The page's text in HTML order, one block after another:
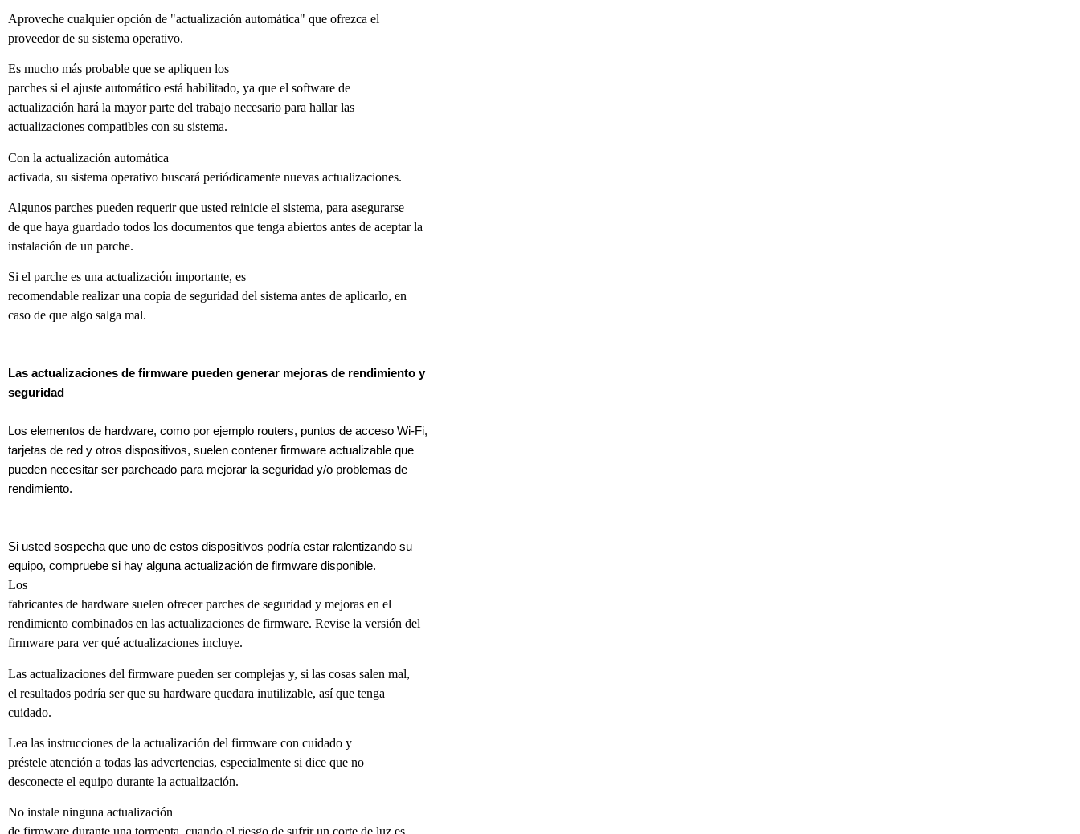
Aproveche cualquier opción de "actualización automática" que ofrezca el
proveedor de su sistema operativo.
Es mucho más probable que se apliquen los
parches si el ajuste automático está habilitado, ya que el software de
actualización hará la mayor parte del trabajo necesario para hallar las
actualizaciones compatibles con su sistema.
Con la actualización automática
activada, su sistema operativo buscará periódicamente nuevas actualizaciones.
Algunos parches pueden requerir que usted reinicie el sistema, para asegurarse
de que haya guardado todos los documentos que tenga abiertos antes de aceptar la
instalación de un parche.
Si el parche es una actualización importante, es
recomendable realizar una copia de seguridad del sistema antes de aplicarlo, en
caso de que algo salga mal.
Las actualizaciones de firmware pueden generar mejoras de rendimiento y
seguridad
Los elementos de hardware, como por ejemplo routers, puntos de acceso Wi-Fi,
tarjetas de red y otros dispositivos, suelen contener firmware actualizable que
pueden necesitar ser parcheado para mejorar la seguridad y/o problemas de
rendimiento.
Si usted sospecha que uno de estos dispositivos podría estar ralentizando su
equipo, compruebe si hay alguna actualización de firmware disponible.
Los
fabricantes de hardware suelen ofrecer parches de seguridad y mejoras en el
rendimiento combinados en las actualizaciones de firmware. Revise la versión del
firmware para ver qué actualizaciones incluye.
Las actualizaciones del firmware pueden ser complejas y, si las cosas salen mal,
el resultados podría ser que su hardware quedara inutilizable, así que tenga
cuidado.
Lea las instrucciones de la actualización del firmware con cuidado y
préstele atención a todas las advertencias, especialmente si dice que no
desconecte el equipo durante la actualización.
No instale ninguna actualización